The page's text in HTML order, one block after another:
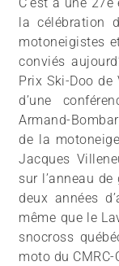
C’est à une
la célébration
motoneigistes
conviés
Prix Ski-Doo
d’une
Armand-
de la
Jacques
sur l’anneau
deux années
même que le
snocross
moto du